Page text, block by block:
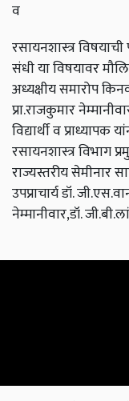
व
रसायनशास्त्र
संधी या विषयावर
अध्यक्षीय समारोप
प्रा.राजकुमार
विद्यार्थी व प्राध्यापक
रसायनशास्त्र विभाग
राज्यस्तरीय सेमीनार
उपप्राचार्य डॉ.
नेम्मानीवार,डॉ.